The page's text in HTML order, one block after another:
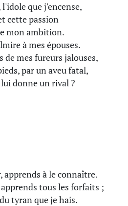
que j'encense,
cette passion
mon ambition.
à mes épouses.
de mes fureurs jalouses,
par un aveu fatal,
donne un rival ?
apprends à le connaître.
tous les forfaits ;
tyran que je hais.